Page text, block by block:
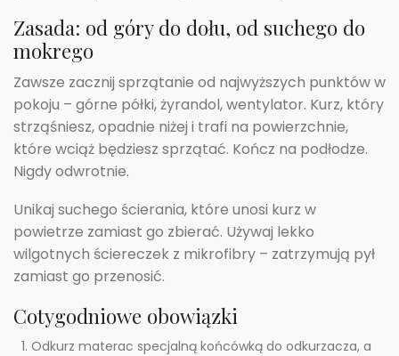
Zasada: od góry do dołu, od suchego do
mokrego
Zawsze zacznij sprzątanie od najwyższych punktów w
pokoju – górne półki, żyrandol, wentylator. Kurz, który
strząśniesz, opadnie niżej i trafi na powierzchnie,
które wciąż będziesz sprzątać. Kończ na podłodze.
Nigdy odwrotnie.
Unikaj suchego ścierania, które unosi kurz w
powietrze zamiast go zbierać. Używaj lekko
wilgotnych ściereczek z mikrofibry – zatrzymują pył
zamiast go przenosić.
Cotygodniowe obowiązki
Odkurz materac specjalną końcówką do odkurzacza, a